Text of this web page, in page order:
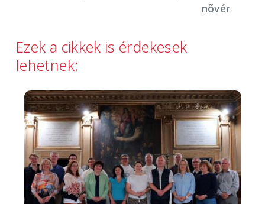
nővér
Ezek a cikkek is érdekesek
lehetnek:
Image